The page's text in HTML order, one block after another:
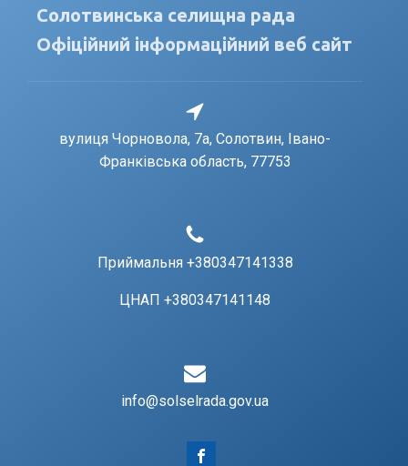
Солотвинська селищна рада
Офіційний інформаційний веб сайт
вулиця Чорновола, 7a, Солотвин, Івано-
Франківська область, 77753
Приймальня +380347141338
ЦНАП +380347141148
info@solselrada.gov.ua